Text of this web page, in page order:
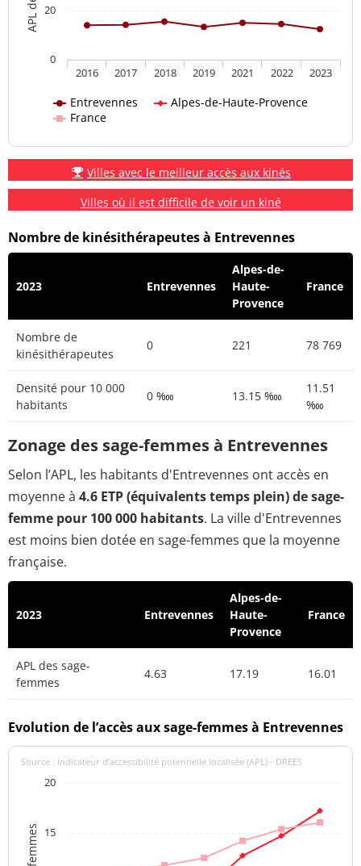
Entrevennes
Alpes-de-Haute-Provence
France
2016 2017 2018 2019 2021 2022 2023
0
20
Villes avec le meilleur accès aux kinés
Villes où il est difficile de voir un kiné
Nombre de kinésithérapeutes à Entrevennes
2023 Entrevennes
Alpes-de-
Haute-
Provence
France
Nombre de
kinésithérapeutes
0 221 78 769
Densité pour 10 000
habitants
0 ‱ 13.15 ‱
11.51
‱
Zonage des sage-femmes à Entrevennes
Selon l’APL, les habitants d'Entrevennes ont accès en
moyenne à 4.6 ETP (équivalents temps plein) de sage-
femme pour 100 000 habitants. La ville d'Entrevennes
est moins bien dotée en sage-femmes que la moyenne
française.
2023 Entrevennes
Alpes-de-
Haute-
Provence
France
APL des sage-
femmes
4.63 17.19 16.01
Evolution de l’accès aux sage-femmes à Entrevennes
Source : indicateur d’accessibilité potentielle localisée (APL) - DREES
15
20